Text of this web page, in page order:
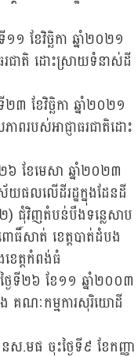
ខែវិច្ឆិកា ឆ្នាំ២០២១
រជាតិ ដោះស្រាយទំនាស់ដី
៣ ខែវិច្ឆិកា ឆ្នាំ២០២១
ពរបស់អាជ្ញាធរជាតិដោះ
ខែមេសា ឆ្នាំ២០២៣
យផលលើដីរដ្ឋក្នុងដែនដី
) ជុំវិញតំបន់បឹងទន្លេសាប
ពោធិ៍សាត់ ខេត្តបាត់ដំបង
េត្តកំពង់ធំ
ៃទី២៦ ខែ១១ ឆ្នាំ២០០៣
គណៈកម្មការសុរិយោដី
.មផ ចុះថ្ងៃទី៩ ខែកញ្ញា